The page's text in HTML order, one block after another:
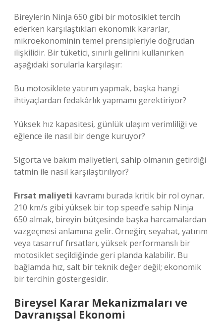
Bireylerin Ninja 650 gibi bir motosiklet tercih
ederken karşılaştıkları ekonomik kararlar,
mikroekonominin temel prensipleriyle doğrudan
ilişkilidir. Bir tüketici, sınırlı gelirini kullanırken
aşağıdaki sorularla karşılaşır:
Bu motosiklete yatırım yapmak, başka hangi
ihtiyaçlardan fedakârlık yapmamı gerektiriyor?
Yüksek hız kapasitesi, günlük ulaşım verimliliği ve
eğlence ile nasıl bir denge kuruyor?
Sigorta ve bakım maliyetleri, sahip olmanın getirdiği
tatmin ile nasıl karşılaştırılıyor?
Fırsat maliyeti kavramı burada kritik bir rol oynar.
210 km/s gibi yüksek bir top speed’e sahip Ninja
650 almak, bireyin bütçesinde başka harcamalardan
vazgeçmesi anlamına gelir. Örneğin; seyahat, yatırım
veya tasarruf fırsatları, yüksek performanslı bir
motosiklet seçildiğinde geri planda kalabilir. Bu
bağlamda hız, salt bir teknik değer değil; ekonomik
bir tercihin göstergesidir.
Bireysel Karar Mekanizmaları ve
Davranışsal Ekonomi